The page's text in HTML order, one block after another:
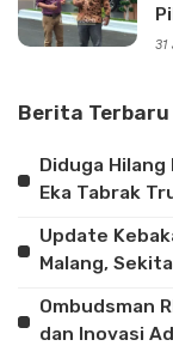
31
Berita Terbaru
Diduga
Eka Tabrak
Update
Malang,
Ombudsman
dan Inovasi